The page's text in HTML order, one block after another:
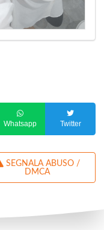
Whatsapp Twitter
DMCA